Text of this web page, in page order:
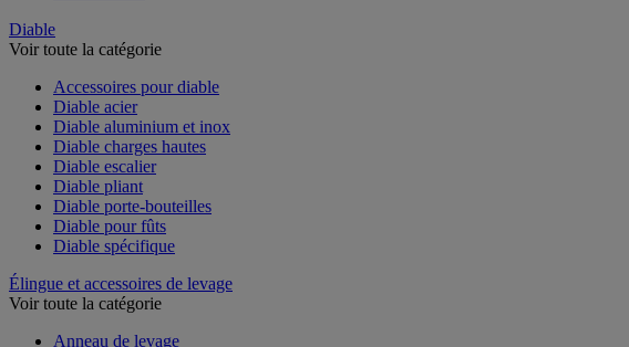
Diable
Accessoires pour diable
Diable acier
Diable aluminium et inox
Diable charges hautes
Diable escalier
Diable pliant
Diable porte-bouteilles
Diable pour fûts
Élingue et accessoires de levage